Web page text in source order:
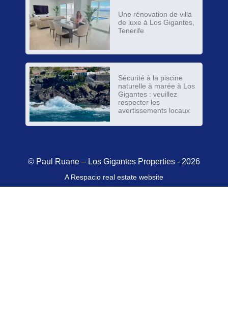
Une rénovation de villa
de luxe à Los Gigantes,
Tenerife
Sécurité à la piscine
naturelle à marée à Los
Gigantes : veuillez
respecter les
avertissements locaux
© Paul Ruane – Los Gigantes Properties - 2026
A Respacio real estate website